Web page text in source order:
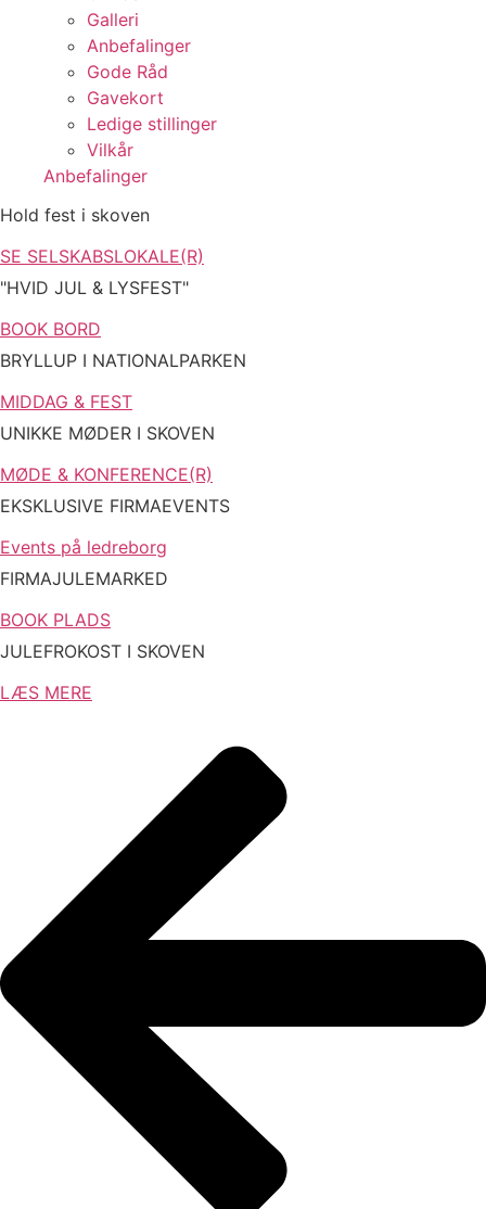
Galleri
Anbefalinger
Gode Råd
Gavekort
Ledige stillinger
Vilkår
Anbefalinger
Hold fest i skoven
SE SELSKABSLOKALE(R)
"HVID JUL & LYSFEST"
BOOK BORD
BRYLLUP I NATIONALPARKEN
MIDDAG & FEST
UNIKKE MØDER I SKOVEN
MØDE & KONFERENCE(R)
EKSKLUSIVE FIRMAEVENTS
Events på ledreborg
FIRMAJULEMARKED
BOOK PLADS
JULEFROKOST I SKOVEN
LÆS MERE